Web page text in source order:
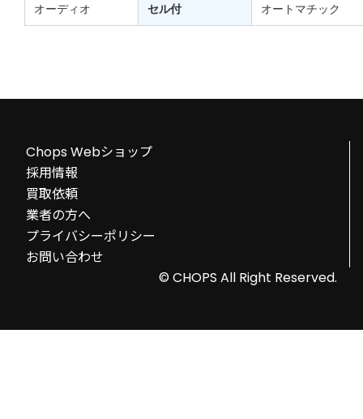
オーディオ セル付 オートマチック
Chops Webショップ
採用情報
買取依頼
業者の方へ
プライバシーポリシー
お問い合わせ
© CHOPS All Right Reserved.